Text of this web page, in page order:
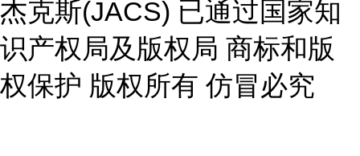
杰克斯(JACS) 已通过国家知
识产权局及版权局 商标和版
权保护 版权所有 仿冒必究